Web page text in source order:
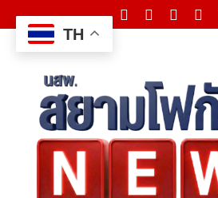
to
content
TH